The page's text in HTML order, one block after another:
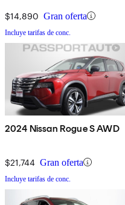
$14,890 Gran oferta
Incluye tarifas de conc.
2024 Nissan Rogue S AWD
$21,744 Gran oferta
Incluye tarifas de conc.